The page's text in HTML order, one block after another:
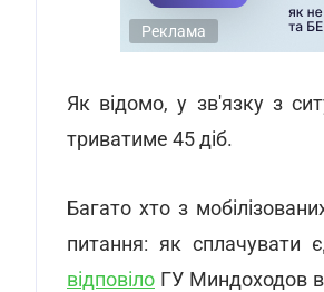
Реклама
Як відомо, у зв'язку з
триватиме 45 діб.
Багато хто з
питання: як
відповіло ГУ Миндоходов в